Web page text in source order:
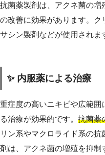
抗菌薬製剤は、アクネ菌の
の改善に効果があります。ク
サシン製剤などが使用されま
✨ 内服薬による治療
重症度の高いニキビや広範囲
る治療が効果的です。 抗菌薬
リン系やマクロライド系の
剤は、アクネ菌の増殖を抑